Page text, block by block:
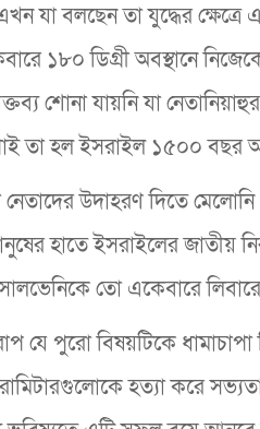
যা বলছেন তা যুদ্ধের
১৮০ ডিগ্রী অবস্থানে
শোনা যায়নি যা
তা হল ইসরাইল ১৫০০ বছর
নেতাদের উদাহরণ দিতে
হাতে ইসরাইলের জাতীয়
তো একেবারে
যে পুরো বিষয়টিকে ধামাচাপা
হত্যা করে